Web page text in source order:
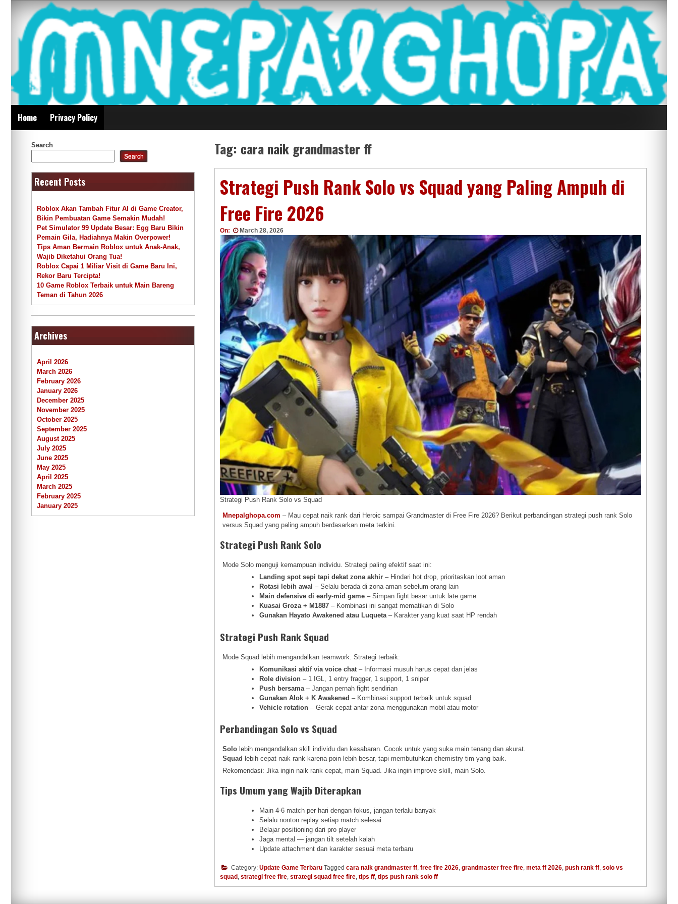
content
Mnepalghopa Review Game Terkini Paling Seluruh Di
Indonesia
Home Privacy Policy
Tag: cara naik grandmaster ff
Strategi Push Rank Solo vs Squad yang Paling Ampuh di
Free Fire 2026
On: March 28, 2026
Strategi Push Rank Solo vs Squad
Mnepalghopa.com – Mau cepat naik rank dari Heroic sampai Grandmaster di Free Fire 2026? Berikut perbandingan strategi push rank Solo
versus Squad yang paling ampuh berdasarkan meta terkini.
Strategi Push Rank Solo
Mode Solo menguji kemampuan individu. Strategi paling efektif saat ini:
Landing spot sepi tapi dekat zona akhir – Hindari hot drop, prioritaskan loot aman
Rotasi lebih awal – Selalu berada di zona aman sebelum orang lain
Main defensive di early-mid game – Simpan fight besar untuk late game
Kuasai Groza + M1887 – Kombinasi ini sangat mematikan di Solo
Gunakan Hayato Awakened atau Luqueta– Karakter yang kuat saat HP rendah
Strategi Push Rank Squad
Mode Squad lebih mengandalkan teamwork. Strategi terbaik:
Komunikasi aktif via voice chat – Informasi musuh harus cepat dan jelas
Role division – 1 IGL, 1 entry fragger, 1 support, 1 sniper
Push bersama – Jangan pernah fight sendirian
Gunakan Alok + K Awakened – Kombinasi support terbaik untuk squad
Vehicle rotation – Gerak cepat antar zona menggunakan mobil atau motor
Perbandingan Solo vs Squad
Solo lebih mengandalkan skill individu dan kesabaran. Cocok untuk yang suka main tenang dan akurat.
Squad lebih cepat naik rank karena poin lebih besar, tapi membutuhkan chemistry tim yang baik.
Rekomendasi: Jika ingin naik rank cepat, main Squad. Jika ingin improve skill, main Solo.
Tips Umum yang Wajib Diterapkan
Main 4-6 match per hari dengan fokus, jangan terlalu banyak
Selalu nonton replay setiap match selesai
Belajar positioning dari pro player
Jaga mental — jangan tilt setelah kalah
Update attachment dan karakter sesuai meta terbaru
Category: Update Game Terbaru Tagged cara naik grandmaster ff, free fire 2026, grandmaster free fire, meta ff 2026, push rank ff, solo vs
squad, strategi free fire, strategi squad free fire, tips ff, tips push rank solo ff
Search
Search
Recent Posts
Roblox Akan Tambah Fitur AI di Game Creator,
Bikin Pembuatan Game Semakin Mudah!
Pet Simulator 99 Update Besar: Egg Baru Bikin
Pemain Gila, Hadiahnya Makin Overpower!
Tips Aman Bermain Roblox untuk Anak-Anak,
Wajib Diketahui Orang Tua!
Roblox Capai 1 Miliar Visit di Game Baru Ini,
Rekor Baru Tercipta!
10 Game Roblox Terbaik untuk Main Bareng
Teman di Tahun 2026
Archives
April 2026
March 2026
February 2026
January 2026
December 2025
November 2025
October 2025
September 2025
August 2025
July 2025
June 2025
May 2025
April 2025
March 2025
February 2025
January 2025